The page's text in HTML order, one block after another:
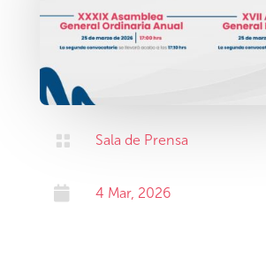
 Sala de Prensa
 4 Mar, 2026